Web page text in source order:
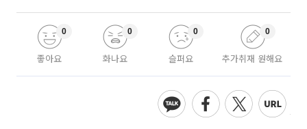
좋아요
0
화나요
0
슬퍼요
0
추가취재 원해요
0